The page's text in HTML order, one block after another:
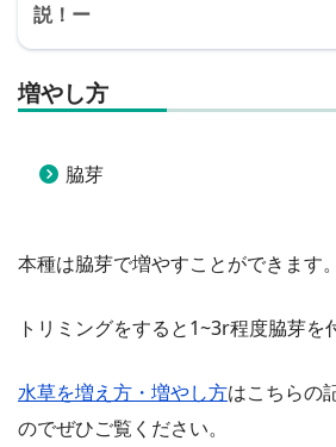
説！ー
増やし方
脇芽
本種は脇芽で増やすことができます。
トリミングをすると1~3r程度脇芽を
水草を増え方・増やし方はこちらの
のでぜひご覧ください。